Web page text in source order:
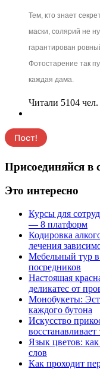
Тем, кто знает
маски, солярий не
гарантирован
Фотостарение так
каждая дама.
Читали 5104 чел.
Присоединяйся в
Это интересно
Курсы для
— 8 платформ
Кодировка
лечения
Мебельный тур
посредников
Настоящая
деликатес от
Монобукеты:
каждого бутона
Искусство
Язык цветов: как
слов
Как проходит